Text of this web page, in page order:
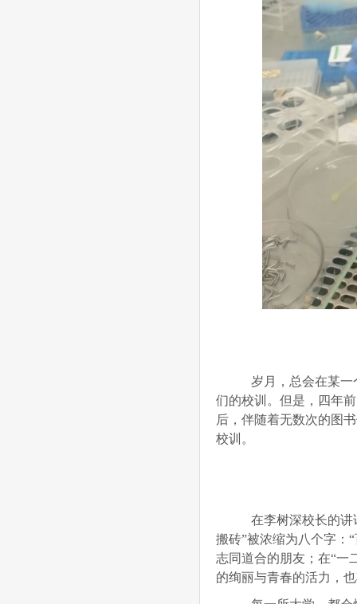
岁月，总会在某一
们的校训。但是，四年
后，伴随着无数次的图
校训。
在李树深校长的讲
搬砖”被浓缩为八个字：
志同道合的朋友；在“一
的绚丽与青春的活力，